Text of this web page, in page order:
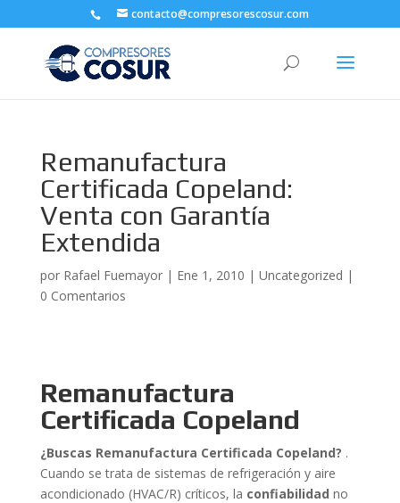
contacto@compresorescosur.com
Remanufactura
Certificada Copeland:
Venta con Garantía
Extendida
por Rafael Fuemayor| Ene 1, 2010 | Uncategorized |
0 Comentarios
Remanufactura
Certificada Copeland
¿Buscas Remanufactura Certificada Copeland? .
Cuando se trata de sistemas de refrigeración y aire
acondicionado (HVAC/R) críticos, la confiabilidad no